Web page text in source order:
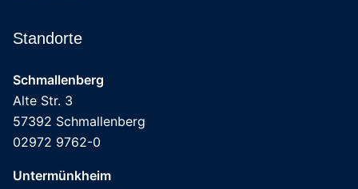
Standorte
Schmallenberg
Alte Str. 3
57392 Schmallenberg
02972 9762-0
Untermünkheim